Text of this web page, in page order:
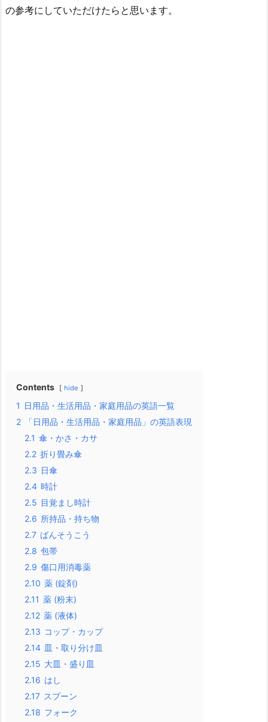
の参考にしていただけたらと思います。
Contents hide
1 日用品・生活用品・家庭用品の英語一覧
2
「日用品・生活用品・家庭用品」の英語表現
2.1 傘・かさ・カサ
2.2 折り畳み傘
2.3 日傘
2.4 時計
2.5 目覚まし時計
2.6 所持品・持ち物
2.7 ばんそうこう
2.8 包帯
2.9 傷口用消毒薬
2.10 薬 (錠剤)
2.11 薬 (粉末)
2.12 薬 (液体)
2.13 コップ・カップ
2.14 皿・取り分け皿
2.15 大皿・盛り皿
2.16 はし
2.17 スプーン
2.18 フォーク